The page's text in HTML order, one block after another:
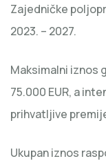
Zajedničke
2023. – 2027.
Maksimalni iznos
75.000 EUR, a
prihvatljive
Ukupan iznos